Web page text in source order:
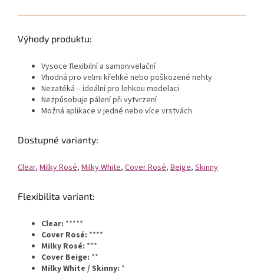
Výhody produktu:
Vysoce flexibilní a samonivelační
Vhodná pro velmi křehké nebo poškozené nehty
Nezatéká – ideální pro lehkou modelaci
Nezpůsobuje pálení při vytvrzení
Možná aplikace v jedné nebo více vrstvách
Dostupné varianty:
Clear, Milky Rosé, Milky White, Cover Rosé, Beige, Skinny
Flexibilita variant:
Clear: *****
Cover Rosé: ****
Milky Rosé: ***
Cover Beige: **
Milky White / Skinny: *